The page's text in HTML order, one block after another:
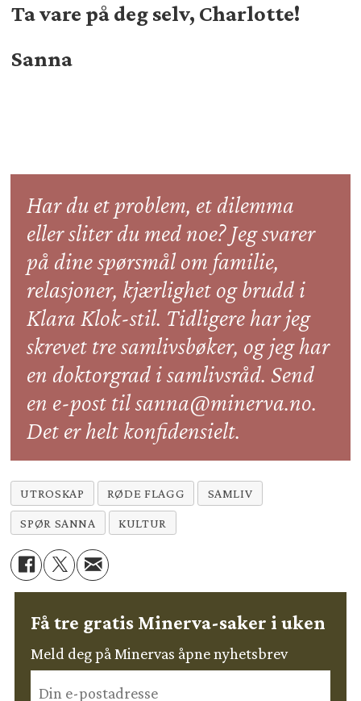
Ta vare på deg selv, Charlotte!
Sanna
Har du et problem, et dilemma
eller sliter du med noe? Jeg svarer
på dine spørsmål om familie,
relasjoner, kjærlighet og brudd i
Klara Klok-stil. Tidligere har jeg
skrevet tre samlivsbøker, og jeg har
en doktorgrad i samlivsråd. Send
en e-post til sanna@minerva.no.
Det er helt konfidensielt.
UTROSKAP RØDE FLAGG SAMLIV
SPØR SANNA KULTUR
Få tre gratis Minerva-saker i uken
Meld deg på Minervas åpne nyhetsbrev